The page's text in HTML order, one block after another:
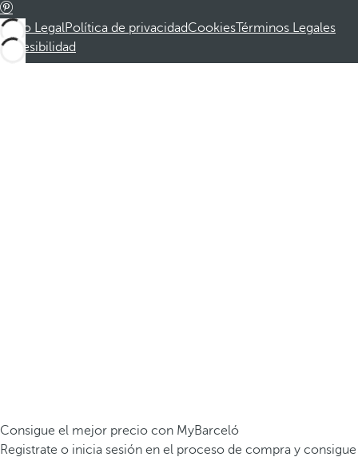
Aviso LegalPolítica de privacidadCookiesTérminos Legales
Accesibilidad
Consigue el mejor precio con MyBarceló
Registrate o inicia sesión en el proceso de compra y consigue